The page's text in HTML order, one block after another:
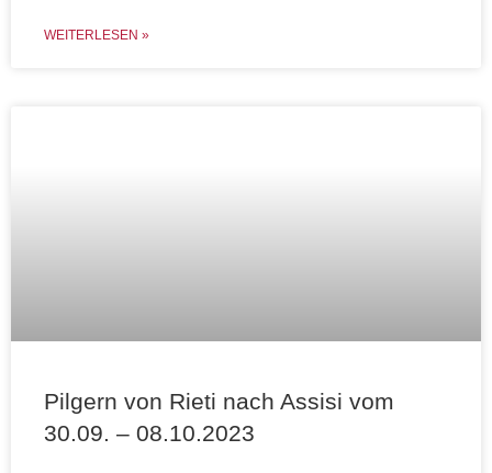
WEITERLESEN »
Pilgern von Rieti nach Assisi vom
30.09. – 08.10.2023